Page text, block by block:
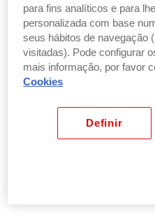
Participar sinistro
Participar sinistro Seguro
Pedir apólice
Pedir apólice do Seguro
para fins analíticos e para
personalizada com base
seus hábitos de navegação
visitadas). Pode configurar
mais informação, por favor
Cookies
Definir